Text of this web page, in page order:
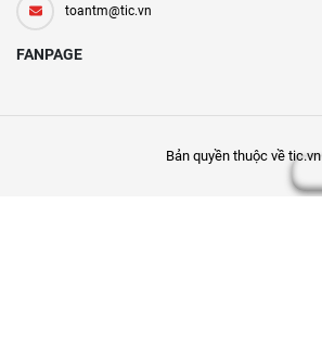
toantm@tic.vn
FANPAGE
Bản quyền thuộc về tic.vn